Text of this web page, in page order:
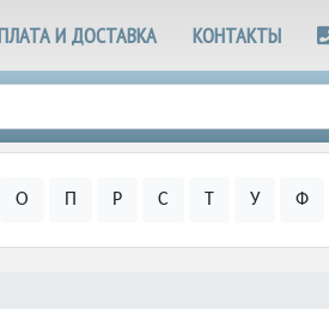
И ДОСТАВКА КОНТАКТЫ
О П Р С Т У Ф